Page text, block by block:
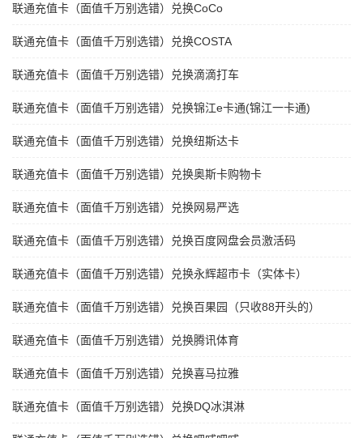
联通充值卡（面值千万别选错）兑换CoCo
联通充值卡（面值千万别选错）兑换COSTA
联通充值卡（面值千万别选错）兑换滴滴打车
联通充值卡（面值千万别选错）兑换锦江e卡通(锦江一卡通)
联通充值卡（面值千万别选错）兑换纽斯达卡
联通充值卡（面值千万别选错）兑换奥斯卡购物卡
联通充值卡（面值千万别选错）兑换网易严选
联通充值卡（面值千万别选错）兑换百度网盘会员激活码
联通充值卡（面值千万别选错）兑换永辉超市卡（实体卡）
联通充值卡（面值千万别选错）兑换百果园（只收88开头的）
联通充值卡（面值千万别选错）兑换腾讯体育
联通充值卡（面值千万别选错）兑换喜马拉雅
联通充值卡（面值千万别选错）兑换DQ冰淇淋